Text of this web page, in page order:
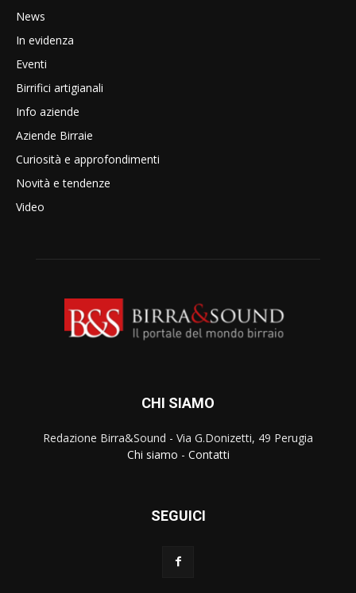
News
In evidenza
Eventi
Birrifici artigianali
Info aziende
Aziende Birraie
Curiosità e approfondimenti
Novità e tendenze
Video
CHI SIAMO
Redazione Birra&Sound - Via G.Donizetti, 49 Perugia
Chi siamo - Contatti
SEGUICI